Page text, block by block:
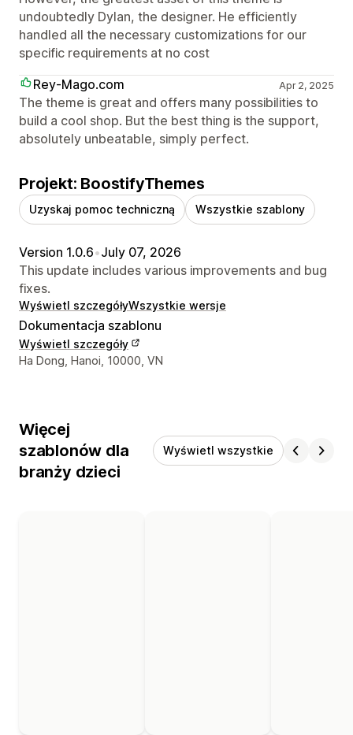
undoubtedly Dylan, the designer. He efficiently
handled all the necessary customizations for our
specific requirements at no cost
Rey-Mago.com
Apr 2, 2025
The theme is great and offers many possibilities to
build a cool shop. But the best thing is the support,
absolutely unbeatable, simply perfect.
Projekt: BoostifyThemes
Uzyskaj pomoc techniczną Wszystkie szablony
Version 1.0.6•July 07, 2026
This update includes various improvements and bug
fixes.
Wyświetl szczegółyWszystkie wersje
Dokumentacja szablonu
Wyświetl szczegóły
Dane kontaktowe projektanta
Ha Dong, Hanoi, 10000, VN
Więcej
szablonów dla
branży dzieci
Wyświetl wszystkie